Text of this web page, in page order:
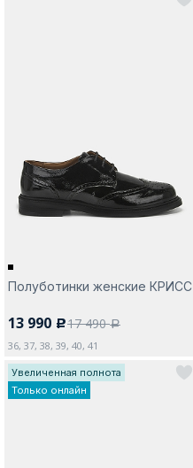
Полуботинки женские КРИСС
13 990 c17 490a
36, 37, 38, 39, 40, 41
Увеличенная полнота
Только онлайн